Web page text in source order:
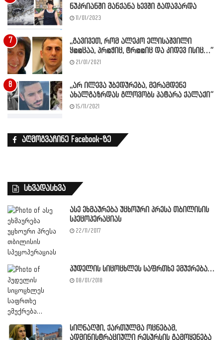
ნუკრიანში მანქანა ხევში გადავარდა
11/01/2023
,,გავივეთ, რომ ალეკო ელისაშვილი
ყ@@ცაა, პრ@ჭიც, ტრ@@იც და კიდევ ისიც…”
21/01/2021
,,არ ილევა უბედურება, მერამდენე
ახალგაზრდას გლოვობს პატარა ქალაქი”
15/11/2021
აღმოგვაჩინე Facebook-ზე
სხვადასხვა
ასე ეხმაურება უცხოური პრესა თბილისის
სპეცოპერაციას
22/11/2017
პუდელის სიცოცხლეს საფრთხე ემუქრება…
08/01/2018
სიღნაღში, ქართულმა ოცნებამ,
ადმინისტრაციული რესურსის გამოყენება